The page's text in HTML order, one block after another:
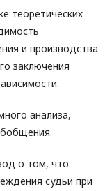
теоретических
и производства
заключения
анализа,
о том, что
судьи при